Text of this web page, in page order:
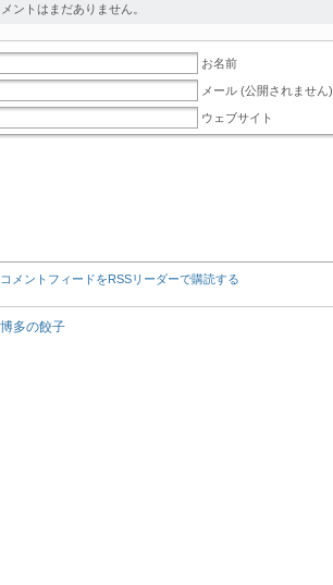
メントはまだありません。
お名前
メール (公開されません)
ウェブサイト
コメントフィードをRSSリーダーで購読する
博多の餃子